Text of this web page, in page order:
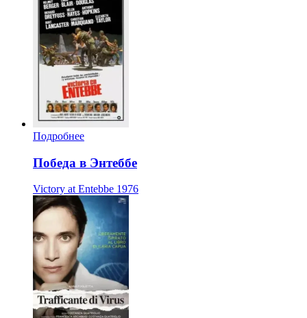
Подробнее
Победа в Энтеббе
Victory at Entebbe 1976